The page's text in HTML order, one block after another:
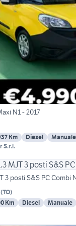
N1 - 2017
Km Diesel Manuale
S.r.l.
3 posti S&S PC Combi
(TO)
Km Diesel Manuale